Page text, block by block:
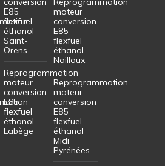
E85
flexfuel
éthanol
Saint-
Orens
Reprogrammation
moteur
conversion
E85
flexfuel
éthanol
Labège
moteur
conversion
E85
flexfuel
éthanol
Nailloux
Reprogrammation
moteur
conversion
E85
flexfuel
éthanol
Midi
Pyrénées